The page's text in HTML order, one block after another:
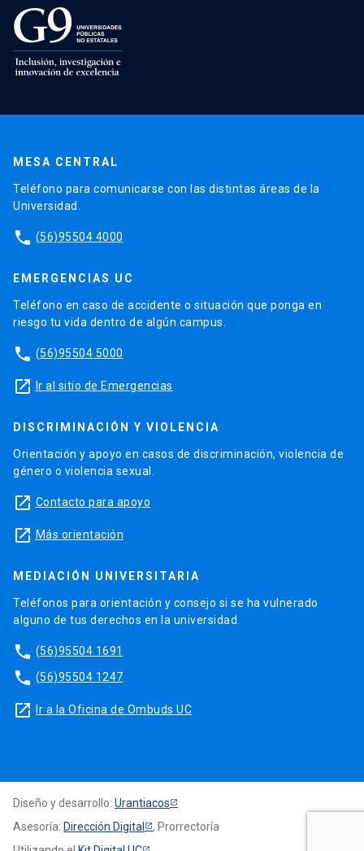
MESA CENTRAL
Teléfono para comunicarse con las distintas áreas de la
Universidad.
phone (56)95504 4000
EMERGENCIAS UC
Teléfono en caso de accidente o situación que ponga en
riesgo tu vida dentro de algún campus.
phone (56)95504 5000
launch Ir al sitio de Emergencias
DISCRIMINACIÓN Y VIOLENCIA
Orientación y apoyo en casos de discriminación, violencia de
género o violencia sexual.
launch Contacto para apoyo
launch Más orientación
MEDIACIÓN UNIVERSITARIA
Teléfonos para orientación y consejo si se ha vulnerado
alguno de tus derechos en la universidad.
phone (56)95504 1691
phone (56)95504 1247
launch Ir a la Oficina de Ombuds UC
Diseño y desarrollo: Urantiacos
Asesoría: Dirección Digital
, Prorrectoría